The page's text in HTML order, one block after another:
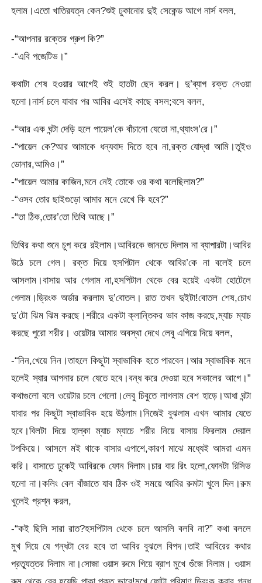
হলাম।এতো খাতিরযত্ন কেন?শুই ঢুকানোর দুই সেকেন্ড আগে নার্স বলল,
-“আপনার রক্তের গ্রুপ কি?”
-“এবি পজেটিভ।”
কথাটা শেষ হওয়ার আগেই শুই হাতটা ছেদ করল। দু’ব্যাগ রক্ত নেওয়া
হলো।নার্স চলে যাবার পর আবির এসেই কাছে বসল;বসে বলল,
-“আর এক ঘন্টা দেড়ি হলে পায়েল’কে বাঁচানো যেতো না,থ্যাংস’রে।”
-“পায়েল কে?আর আমাকে ধন্যবাদ দিতে হবে না,রক্ত যোদ্ধা আমি।তুইও
ডোনার,আমিও।”
-“পায়েল আমার কাজিন,মনে নেই তোকে ওর কথা বলেছিলাম?”
-“ওসব তোর ছাইগুড়ো আমার মনে রেখে কি হবে?”
-“তা ঠিক,তোর’তো তিথি আছে।”
তিথির কথা শুনে চুপ করে রইলাম।আবিরকে জানতে দিলাম না ব্যাপারটা।আবির
উঠে চলে গেল। রক্ত দিয়ে হসপিটাল থেকে আবির’কে না বলেই চলে
আসলাম।বাসায় আর গেলাম না,হসপিটাল থেকে বের হয়েই একটা হোটেলে
গেলাম।ড্রিংক অর্ডার করলাম দু’বোতল। রাত তখন দুইটা!বোতল শেষ,চোখ
দু’টো ঝিম ঝিম করছে।শরীরে একটা ক্লান্তিকর ভাব কাজ করছে,ম্যাচ ম্যাচ
করছে পুরো শরীর। ওয়েটার আমার অবস্থা দেখে লেবু এগিয়ে দিয়ে বলল,
-“নিন,খেয়ে নিন।তাহলে কিছুটা স্বাভাবিক হতে পারবেন।আর স্বাভাবিক মনে
হলেই স্যার আপনার চলে যেতে হবে।বন্ধ করে দেওয়া হবে সকালের আগে।”
কথাগুলো বলে ওয়েটার চলে গেলো।লেবু চিবুতে লাগলাম বেশ হাড়ে।আধা ঘন্টা
যাবার পর কিছুটা স্বাভাবিক হয়ে উঠলাম।নিজেই বুঝলাম এখন আমার যেতে
হবে।বিলটা দিয়ে হাল্কা ম্যাচ ম্যাচে শরীর নিয়ে বাসায় ফিরলাম দেয়াল
টপকিয়ে। আসলে মই থাকে বাসার এপাশে,কারণ মাঝে মধ্যেই আমরা এমন
করি। বাসাতে ঢুকেই আবিরকে ফোন দিলাম।চার বার রিং হলো,ফোনটা রিসিভ
হলো না।কলিং বেল বাঁজাতে যাব ঠিক ওই সময়ে আবির রুমটা খুলে দিল।রুম
খুলেই প্রশ্ন করল,
-“কই ছিলি সারা রাত?হসপিটাল থেকে চলে আসলি বলবি না?” কথা বললে
মুখ দিয়ে যে গন্ধটা বের হবে তা আবির বুঝলে বিপদ।তাই আবিরের কথার
প্রত্যুত্তর দিলাম না।সোজা ওয়াস রুমে গিয়ে ব্রাশ মুখে গুঁজে নিলাম। ওয়াস